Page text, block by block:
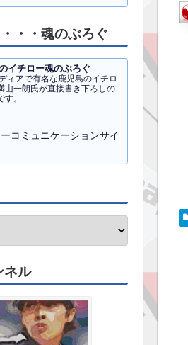
・・魂のぶろぐ
イチロー魂のぶろぐ
ィアで有名な鹿児島のイチロ
山一朗氏が直接書き下ろしの
す。
コミュニケーションサイ
ネル